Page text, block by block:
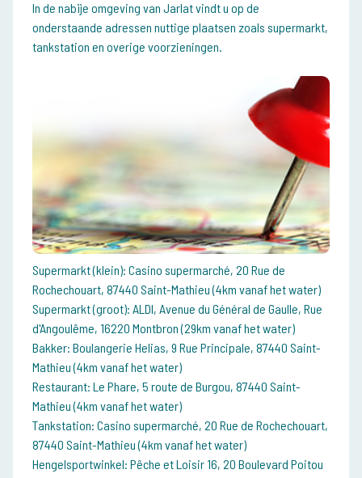
In de nabije omgeving van Jarlat vindt u op de
onderstaande adressen nuttige plaatsen zoals supermarkt,
tankstation en overige voorzieningen.
Supermarkt (klein): Casino supermarché, 20 Rue de
Rochechouart, 87440 Saint-Mathieu (4km vanaf het water)
Supermarkt (groot): ALDI, Avenue du Général de Gaulle, Rue
d'Angoulême, 16220 Montbron (29km vanaf het water)
Bakker: Boulangerie Helias, 9 Rue Principale, 87440 Saint-
Mathieu (4km vanaf het water)
Restaurant: Le Phare, 5 route de Burgou, 87440 Saint-
Mathieu (4km vanaf het water)
Tankstation: Casino supermarché, 20 Rue de Rochechouart,
87440 Saint-Mathieu (4km vanaf het water)
Hengelsportwinkel: Pêche et Loisir 16, 20 Boulevard Poitou